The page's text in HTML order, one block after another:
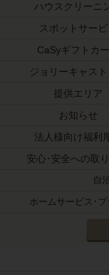
ハウスクリーニ
スポットサービ
CaSyギフトカ
ジョリーキャスト
提供エリア
お知らせ
法人様向け福利
安心･安全への取
自
ホームサービス･